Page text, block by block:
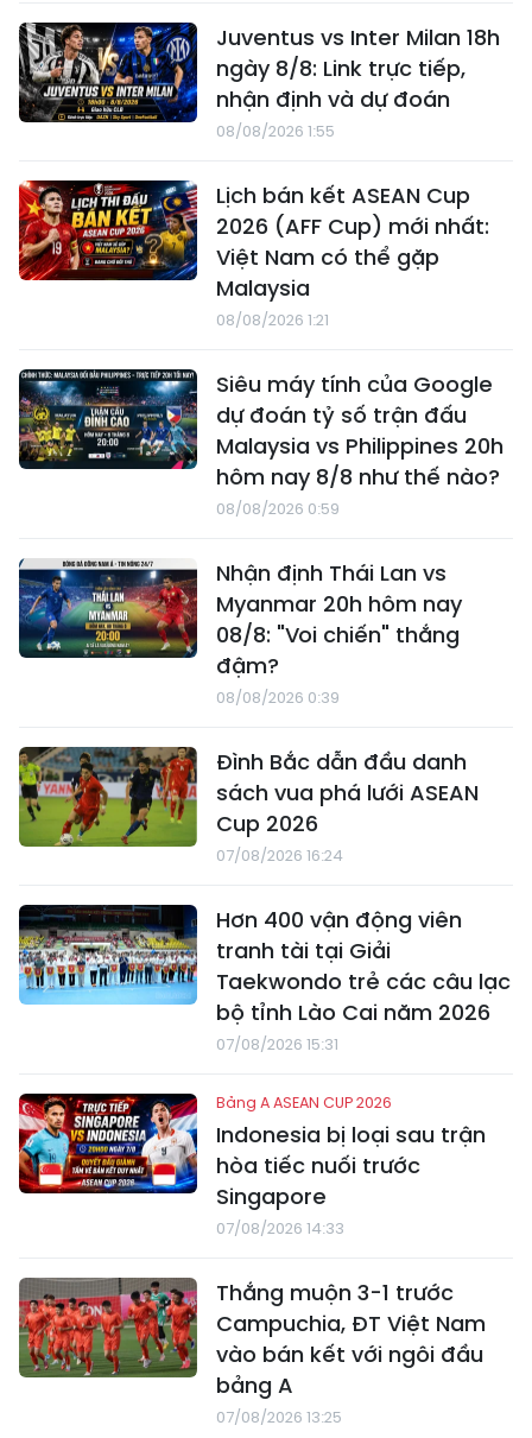
Juventus vs Inter Milan 18h
ngày 8/8: Link trực tiếp,
nhận định và dự đoán
08/08/2026 1:55
Lịch bán kết ASEAN Cup
2026 (AFF Cup) mới nhất:
Việt Nam có thể gặp
Malaysia
08/08/2026 1:21
Siêu máy tính của Google
dự đoán tỷ số trận đấu
Malaysia vs Philippines 20h
hôm nay 8/8 như thế nào?
08/08/2026 0:59
Nhận định Thái Lan vs
Myanmar 20h hôm nay
08/8: "Voi chiến" thắng
đậm?
08/08/2026 0:39
Đình Bắc dẫn đầu danh
sách vua phá lưới ASEAN
Cup 2026
07/08/2026 16:24
Hơn 400 vận động viên
tranh tài tại Giải
Taekwondo trẻ các câu lạc
bộ tỉnh Lào Cai năm 2026
07/08/2026 15:31
Bảng A ASEAN CUP 2026
Indonesia bị loại sau trận
hòa tiếc nuối trước
Singapore
07/08/2026 14:33
Thắng muộn 3-1 trước
Campuchia, ĐT Việt Nam
vào bán kết với ngôi đầu
bảng A
07/08/2026 13:25